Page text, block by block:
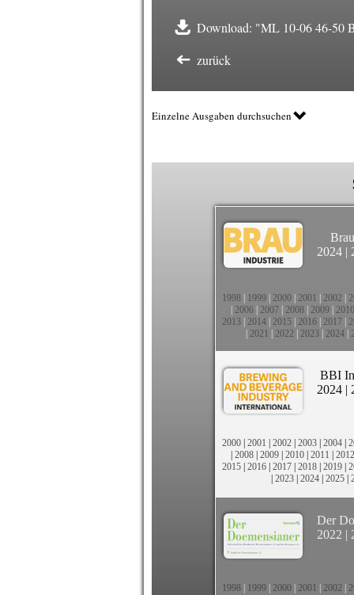
Download: "ML 10-06 46-50
zurück
Einzelne Ausgaben durchsuchen
2024 |
1998 1999 2000 2001 2002
2006 2007 2008 2009 2010
2013 2014 2015 2016 2017
2021 2022 2023| 2024|
BBI
2024 |
2000 | 2001 | 2002 | 2003 | 2004 |
| 2008 | 2009 | 2010 | 2011 | 2012
2015 | 2016 | 2017 | 2018 | 2019 |
| 2023| 2024| 2025|
Der
2022 |
1998 1999 2000 2001 2002